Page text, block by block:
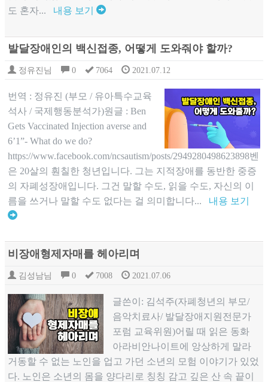
도 혼자... 내용 보기
발달장애인의 백신접종, 어떻게 도와줘야 할까?
정유진님 0 7064 2021.07.12
번역 : 정유진 (부모 / 유아특수교육
석사 / 국제행동분석가)원글 : Ben
Gets Vaccinated Injection averse and
6’1”- What do we do?
https://www.facebook.com/ncsautism/posts/2949280498623898벤
은 20살의 훤칠한 청년입니다. 그는 지적장애를 동반한 중증
의 자폐성장애입니다. 그건 말할 수도, 읽을 수도, 자신의 이
름을 쓰거나 말할 수도 없다는 걸 의미합니다... 내용 보기
비장애형제자매를 헤아리며
김성남님 0 7008 2021.07.06
글쓴이: 김석주(자폐청년의 부모/
음악치료사/ 발달장애지원전문가
포럼 교육위원)어릴 때 읽은 동화
아라비안나이트에 앙상하게 말라
거동할 수 없는 노인을 업고 가던 소년의 모험 이야기가 있었
다. 노인은 소년의 몸을 양다리로 칭칭 감고 깊은 산 속 끝이